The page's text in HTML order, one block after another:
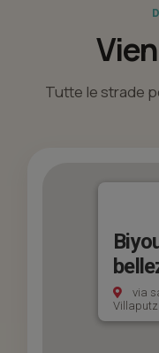
Tutte le strade
via